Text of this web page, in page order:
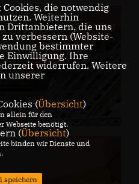
die notwendig
Weiterhin
Drittanbietern, die uns
verbessern (Website-
bestimmter
Einwilligung. Ihre
widerrufen. Weitere
unserer
(Übersicht)
allein für den
Webseite benötigt.
(Übersicht)
binden wir Dienste und
speichern